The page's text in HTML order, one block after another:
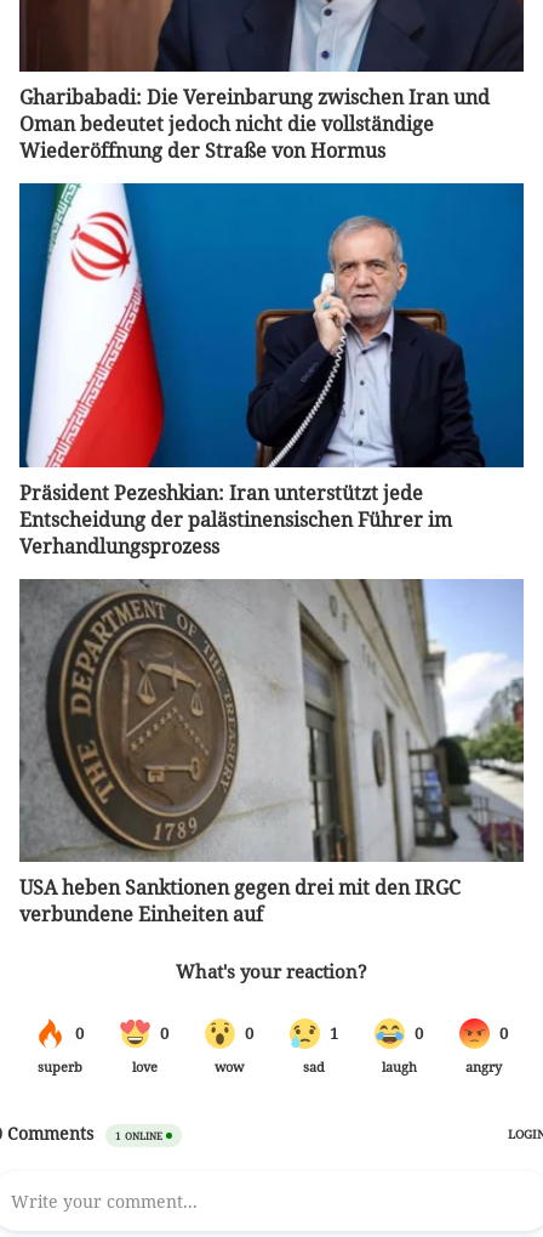
Gharibabadi: Die Vereinbarung zwischen Iran und
Oman bedeutet jedoch nicht die vollständige
Wiederöffnung der Straße von Hormus
Präsident Pezeshkian: Iran unterstützt jede
Entscheidung der palästinensischen Führer im
Verhandlungsprozess
USA heben Sanktionen gegen drei mit den IRGC
verbundene Einheiten auf